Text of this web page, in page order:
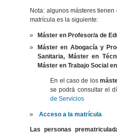
Nota: algunos másteres
matrícula es la siguiente:
Máster en Profesor/a de
Máster en Abogacía y
Sanitaria, Máster en
Máster en Trabajo Social
En el caso de los
se podrá consultar el
de Servicios
Acceso a la matrícula
Las personas